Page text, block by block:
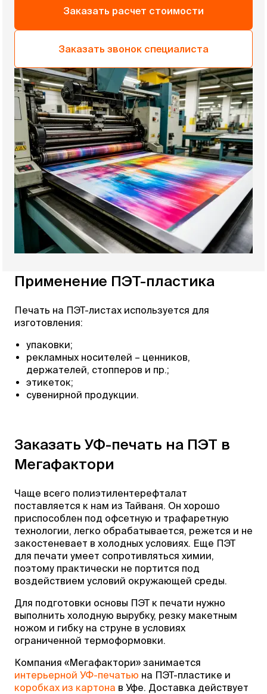
Заказать расчет стоимости
Заказать звонок специалиста
Применение ПЭТ-пластика
Печать на ПЭТ-листах используется для
изготовления:
упаковки;
рекламных носителей – ценников,
держателей, стопперов и пр.;
этикеток;
сувенирной продукции.
Заказать УФ-печать на ПЭТ в
Мегафактори
Чаще всего полиэтилентерефталат
поставляется к нам из Тайваня. Он хорошо
приспособлен под офсетную и трафаретную
технологии, легко обрабатывается, режется и не
закостеневает в холодных условиях. Еще ПЭТ
для печати умеет сопротивляться химии,
поэтому практически не портится под
воздействием условий окружающей среды.
Для подготовки основы ПЭТ к печати нужно
выполнить холодную вырубку, резку макетным
ножом и гибку на струне в условиях
ограниченной термоформовки.
Компания «Мегафактори» занимается
интерьерной УФ-печатью на ПЭТ-пластике и
коробках из картона в Уфе. Доставка действует